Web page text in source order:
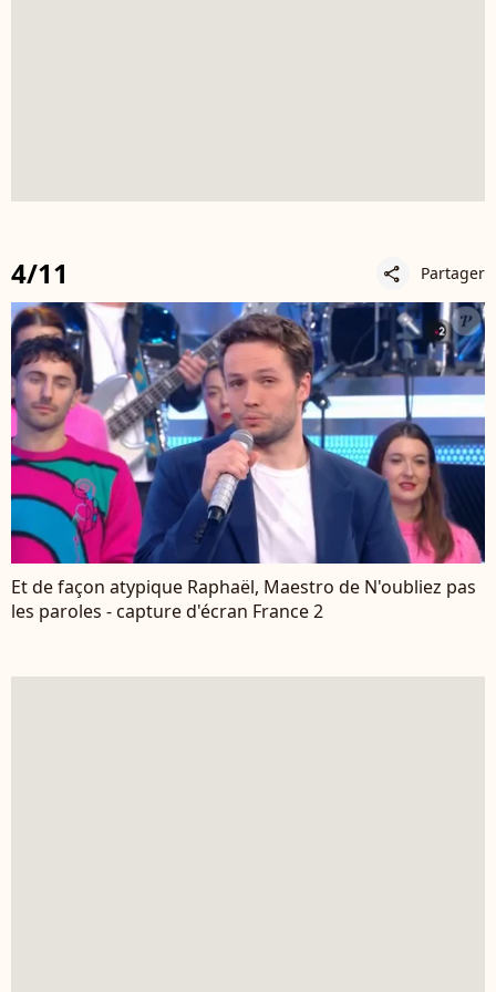
4/11 share Partager
Et de façon atypique Raphaël, Maestro de N'oubliez pas
les paroles - capture d'écran France 2